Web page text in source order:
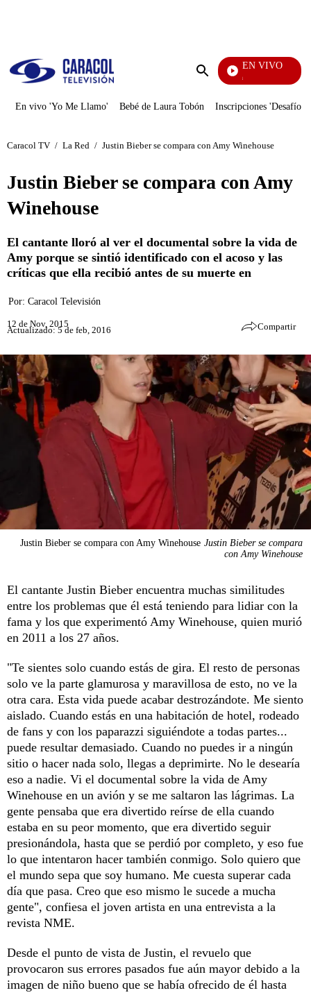
Enviar
EN VIVO
Pura Diversión
En vivo 'Yo Me Llamo' Bebé de Laura Tobón Inscripciones 'Desafío'
Caracol TV / La Red / Justin Bieber se compara con Amy Winehouse
Justin Bieber se compara con Amy
Winehouse
El cantante lloró al ver el documental sobre la vida de
Amy porque se sintió identificado con el acoso y las
críticas que ella recibió antes de su muerte en
Por: Caracol Televisión
12 de Nov, 2015
Actualizado: 5 de feb, 2016 Compartir
Justin Bieber se compara con Amy Winehouse Justin Bieber se compara
con Amy Winehouse
El cantante Justin Bieber encuentra muchas similitudes
entre los problemas que él está teniendo para lidiar con la
fama y los que experimentó Amy Winehouse, quien murió
en 2011 a los 27 años.
"Te sientes solo cuando estás de gira. El resto de personas
solo ve la parte glamurosa y maravillosa de esto, no ve la
otra cara. Esta vida puede acabar destrozándote. Me siento
aislado. Cuando estás en una habitación de hotel, rodeado
de fans y con los paparazzi siguiéndote a todas partes...
puede resultar demasiado. Cuando no puedes ir a ningún
sitio o hacer nada solo, llegas a deprimirte. No le desearía
eso a nadie. Vi el documental sobre la vida de Amy
Winehouse en un avión y se me saltaron las lágrimas. La
gente pensaba que era divertido reírse de ella cuando
estaba en su peor momento, que era divertido seguir
presionándola, hasta que se perdió por completo, y eso fue
lo que intentaron hacer también conmigo. Solo quiero que
el mundo sepa que soy humano. Me cuesta superar cada
día que pasa. Creo que eso mismo le sucede a mucha
gente", confiesa el joven artista en una entrevista a la
revista NME.
Desde el punto de vista de Justin, el revuelo que
provocaron sus errores pasados fue aún mayor debido a la
imagen de niño bueno que se había ofrecido de él hasta